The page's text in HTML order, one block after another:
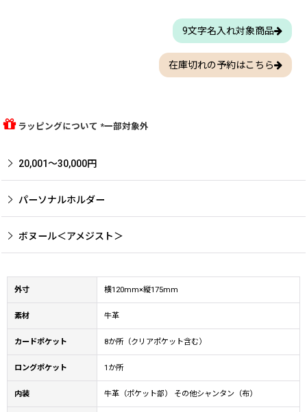
9文字名入れ対象商品
在庫切れの予約はこちら
ラッピングについて *一部対象外
20,001〜30,000円
パーソナルホルダー
ボヌール＜アメジスト＞
外寸 横120mm×縦175mm
素材 牛革
カードポケット 8か所（クリアポケット含む）
ロングポケット 1か所
内装 牛革（ポケット部） その他シャンタン（布）